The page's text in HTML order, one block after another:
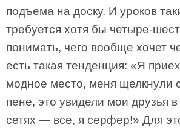
подъема на доску. И уроков
требуется хотя бы четыре-
понимать, чего вообще хочет
есть такая тенденция: «Я
модное место, меня щелкнули
пене, это увидели мои друзья
сетях — все, я серфер!» Для